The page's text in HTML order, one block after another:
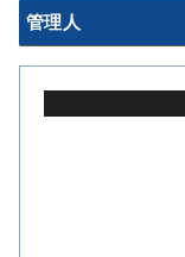
管理人